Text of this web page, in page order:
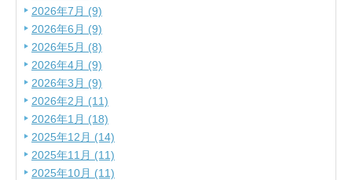
2026年7月 (9)
2026年6月 (9)
2026年5月 (8)
2026年4月 (9)
2026年3月 (9)
2026年2月 (11)
2026年1月 (18)
2025年12月 (14)
2025年11月 (11)
2025年10月 (11)